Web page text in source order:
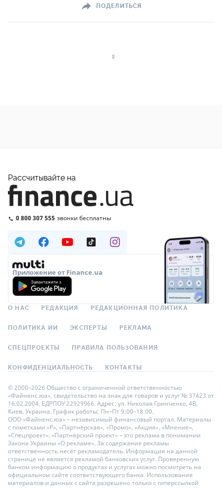
ПОДЕЛИТЬСЯ
Рассчитывайте на
0 800 307 555 звонки бесплатны
Приложение от Finance.ua
О НАС РЕДАКЦИЯ РЕДАКЦИОННАЯ ПОЛИТИКА
ПОЛИТИКА ИИ ЭКСПЕРТЫ РЕКЛАМА
СПЕЦПРОЕКТЫ ПРАВИЛА ПОЛЬЗОВАНИЯ
КОНФИДЕНЦИАЛЬНОСТЬ КОНТАКТЫ
© 2000–2026 Общество с ограниченной ответственностью
«Файненс.юа», свидетельство на знак для товаров и услуг № 37423 от
16.02.2004, ЕДРПОУ 22929966. Адрес: ул. Николая Гринченко, 4В,
Киев, Украина. График работы: Пн–Пт 9:00–18:00.
ООО «Файненс.юа» – независимый финансовый портал. Материалы
с пометками «Р», «Партнёрская», «Промо», «Акция», «Мнение»,
«Спецпроект», «Партнёрский проект» – это реклама в понимании
Закона Украины «О рекламе». За содержание рекламы
ответственность несёт рекламодатель. Информация на данной
странице не является рекламой банковских услуг. Проверенную
банком информацию о продуктах и услугах можно посмотреть на
официальном сайте соответствующего банка. Использование
материалов и данных с сайта разрешено только с гиперссылкой